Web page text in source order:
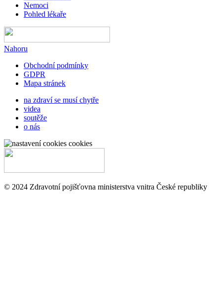
Nemoci
Pohled lékaře
Nahoru
Obchodní podmínky
GDPR
Mapa stránek
na zdraví se musí chytře
videa
soutěže
o nás
cookies
© 2024 Zdravotní pojišťovna ministerstva vnitra České republiky